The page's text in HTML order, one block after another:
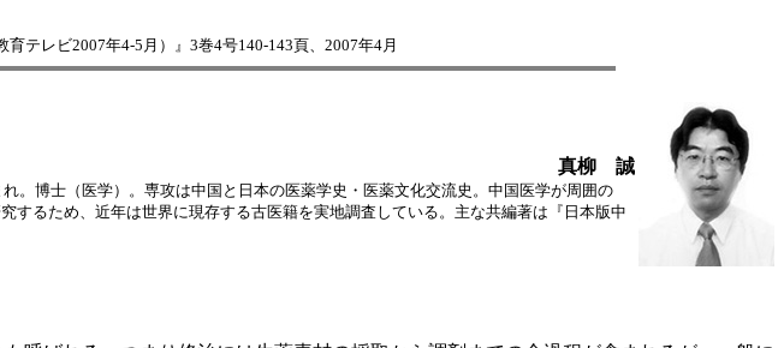
テレビ2007年4-5月）』3巻4号140-143頁、2007年4月
真柳 誠
。博士（医学）。専攻は中国と日本の医薬学史・医薬文化交流史。中国医学が周囲の
するため、近年は世界に現存する古医籍を実地調査している。主な共編著は『日本版中